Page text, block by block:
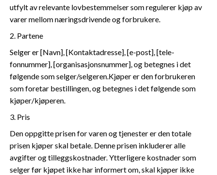
utfylt av relevante lovbestemmelser som regulerer kjøp av
varer mellom næringsdrivende og forbrukere.
2. Partene
Selger er [Navn], [Kontaktadresse], [e-post], [tele-
fonnummer], [organisasjonsnummer], og betegnes i det
følgende som selger/selgeren.Kjøper er den forbrukeren
som foretar bestillingen, og betegnes i det følgende som
kjøper/kjøperen.
3. Pris
Den oppgitte prisen for varen og tjenester er den totale
prisen kjøper skal betale. Denne prisen inkluderer alle
avgifter og tilleggskostnader. Ytterligere kostnader som
selger før kjøpet ikke har informert om, skal kjøper ikke